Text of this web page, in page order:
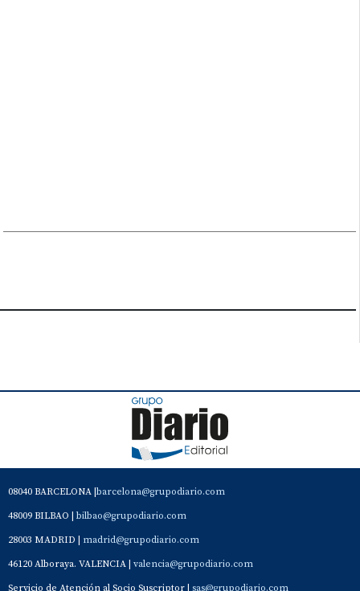
08040 BARCELONA | barcelona@grupodiario.com
48009 BILBAO | bilbao@grupodiario.com
28003 MADRID | madrid@grupodiario.com
46120 Alboraya. VALENCIA | valencia@grupodiario.com
Servicio de Atención al Socio Suscriptor | sas@grupodiario.com